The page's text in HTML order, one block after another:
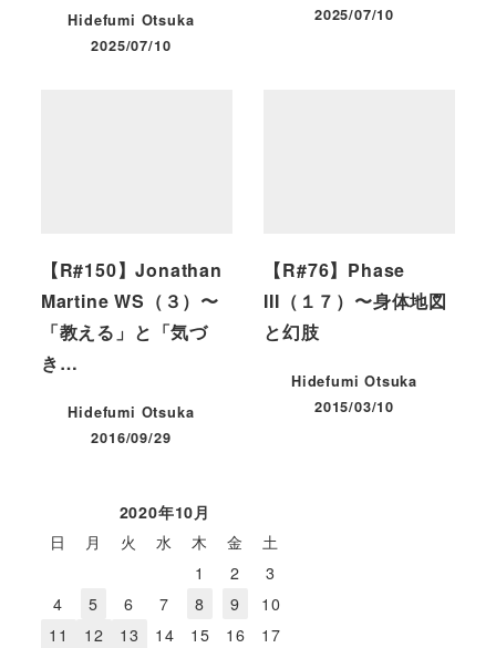
Hidefumi Otsuka
投稿日
2025/07/10
投稿日
2025/07/10
【R#150】Jonathan
Martine WS（３）〜
「教える」と「気づ
き…
Hidefumi Otsuka
投稿日
2016/09/29
【R#76】Phase
III（１７）〜身体地図
と幻肢
Hidefumi Otsuka
投稿日
2015/03/10
2020年10月
日
月 火 水 木 金
土
1
2
3
4
5 6 7 8 9
10
11
12 13 14 15 16
17